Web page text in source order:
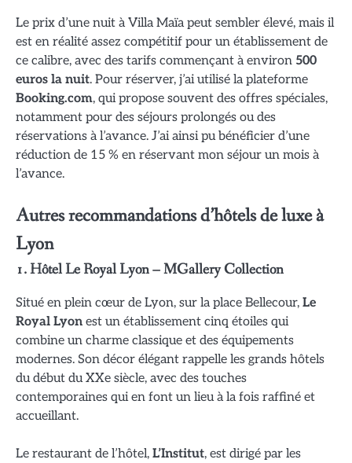
Le prix d’une nuit à Villa Maïa peut sembler élevé, mais il
est en réalité assez compétitif pour un établissement de
ce calibre, avec des tarifs commençant à environ 500
euros la nuit. Pour réserver, j’ai utilisé la plateforme
Booking.com, qui propose souvent des offres spéciales,
notamment pour des séjours prolongés ou des
réservations à l’avance. J’ai ainsi pu bénéficier d’une
réduction de 15 % en réservant mon séjour un mois à
l’avance.
Autres recommandations d’hôtels de luxe à
Lyon
1.Hôtel Le Royal Lyon – MGallery Collection
Situé en plein cœur de Lyon, sur la place Bellecour, Le
Royal Lyon est un établissement cinq étoiles qui
combine un charme classique et des équipements
modernes. Son décor élégant rappelle les grands hôtels
du début du XXe siècle, avec des touches
contemporaines qui en font un lieu à la fois raffiné et
accueillant.
Le restaurant de l’hôtel, L’Institut, est dirigé par les